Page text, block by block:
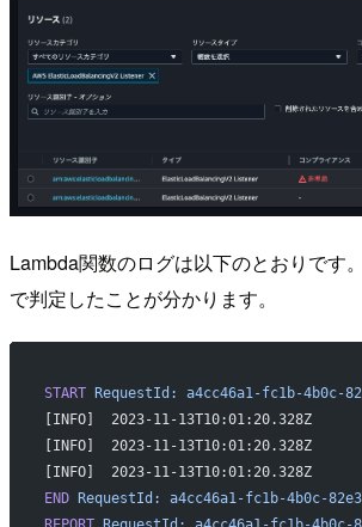
Lambda関数のログは以下のとおりです。
で判定したことが分かります。
START RequestId: a4cc46a1-fc1b-4b0c-
END RequestId:
a4cc46a1-fc1b-4b0c-